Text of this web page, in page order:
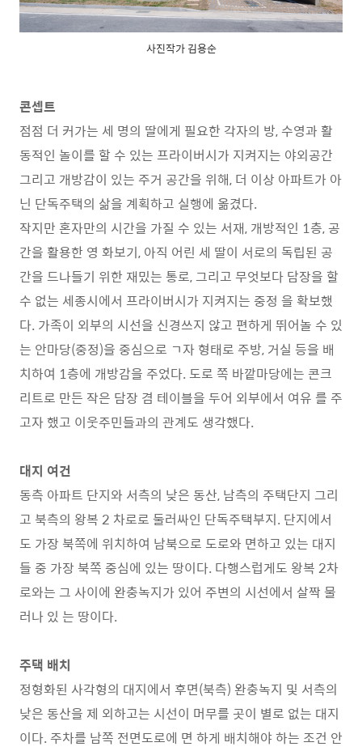
사진작가 김용순
콘셉트
점점 더 커가는 세 명의 딸에게 필요한 각자의 방, 수영과 활
동적인 놀이를 할 수 있는 프라이버시가 지켜지는 야외공간
그리고 개방감이 있는 주거 공간을 위해, 더 이상 아파트가 아
닌 단독주택의 삶을 계획하고 실행에 옮겼다.
작지만 혼자만의 시간을 가질 수 있는 서재, 개방적인 1층, 공
간을 활용한 영 화보기, 아직 어린 세 딸이 서로의 독립된 공
간을 드나들기 위한 재밌는 통로, 그리고 무엇보다 담장을 할
수 없는 세종시에서 프라이버시가 지켜지는 중정 을 확보했
다. 가족이 외부의 시선을 신경쓰지 않고 편하게 뛰어놀 수 있
는 안마당(중정)을 중심으로 ㄱ자 형태로 주방, 거실 등을 배
치하여 1층에 개방감을 주었다. 도로 쪽 바깥마당에는 콘크
리트로 만든 작은 담장 겸 테이블을 두어 외부에서 여유 를 주
고자 했고 이웃주민들과의 관계도 생각했다.
대지 여건
동측 아파트 단지와 서측의 낮은 동산, 남측의 주택단지 그리
고 북측의 왕복 2 차로로 둘러싸인 단독주택부지. 단지에서
도 가장 북쪽에 위치하여 남북으로 도로와 면하고 있는 대지
들 중 가장 북쪽 중심에 있는 땅이다. 다행스럽게도 왕복 2차
로와는 그 사이에 완충녹지가 있어 주변의 시선에서 살짝 물
러나 있 는 땅이다.
주택 배치
정형화된 사각형의 대지에서 후면(북측) 완충녹지 및 서측의
낮은 동산을 제 외하고는 시선이 머무를 곳이 별로 없는 대지
이다. 주차를 남쪽 전면도로에 면 하게 배치해야 하는 조건 안